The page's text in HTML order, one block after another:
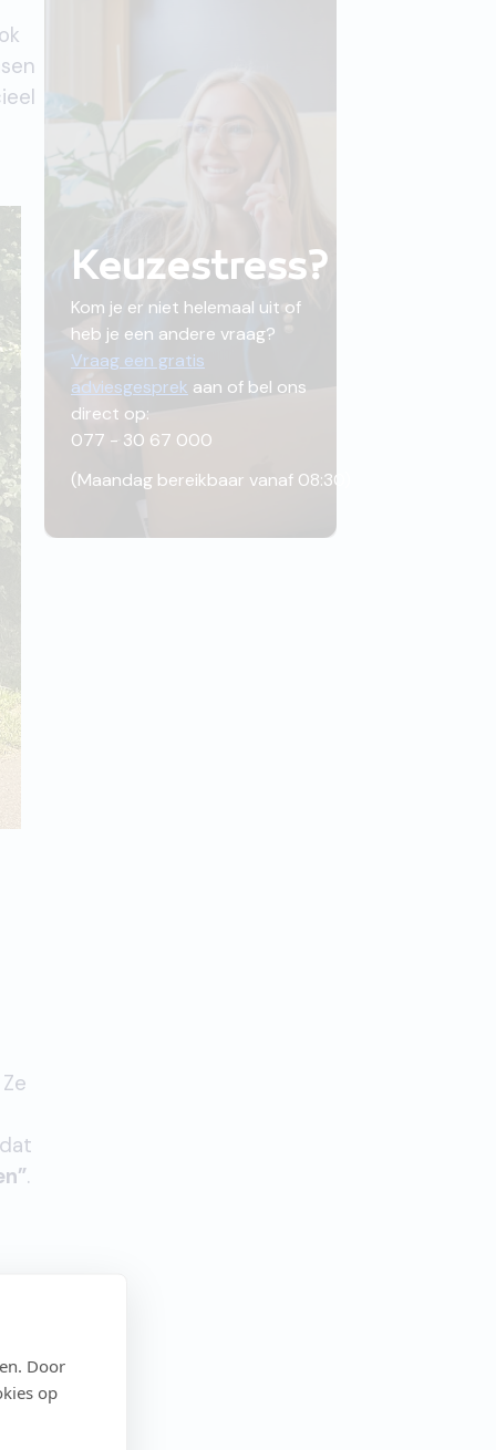
Door
op
.
Keuzestress?
Kom je er niet helemaal uit of
heb je een andere vraag?
Vraag een gratis
adviesgesprek aan of bel ons
direct op:
077 - 30 67 000
(Maandag bereikbaar vanaf 08:30